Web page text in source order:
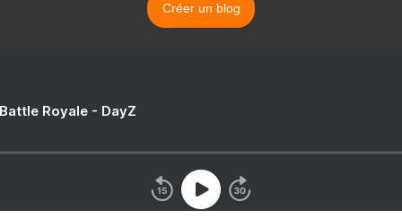
Créer un blog
Royale - DayZ